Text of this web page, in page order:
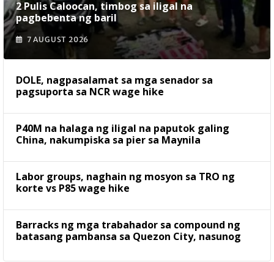
2 Pulis Caloocan, timbog sa iligal na
pagbebenta ng baril
7 AUGUST 2026
DOLE, nagpasalamat sa mga senador sa
pagsuporta sa NCR wage hike
P40M na halaga ng iligal na paputok galing
China, nakumpiska sa pier sa Maynila
Labor groups, naghain ng mosyon sa TRO ng
korte vs P85 wage hike
Barracks ng mga trabahador sa compound ng
batasang pambansa sa Quezon City, nasunog